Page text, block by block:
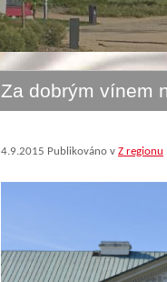
Za dobrým vínem
4.9.2015 Publikováno v Z regionu